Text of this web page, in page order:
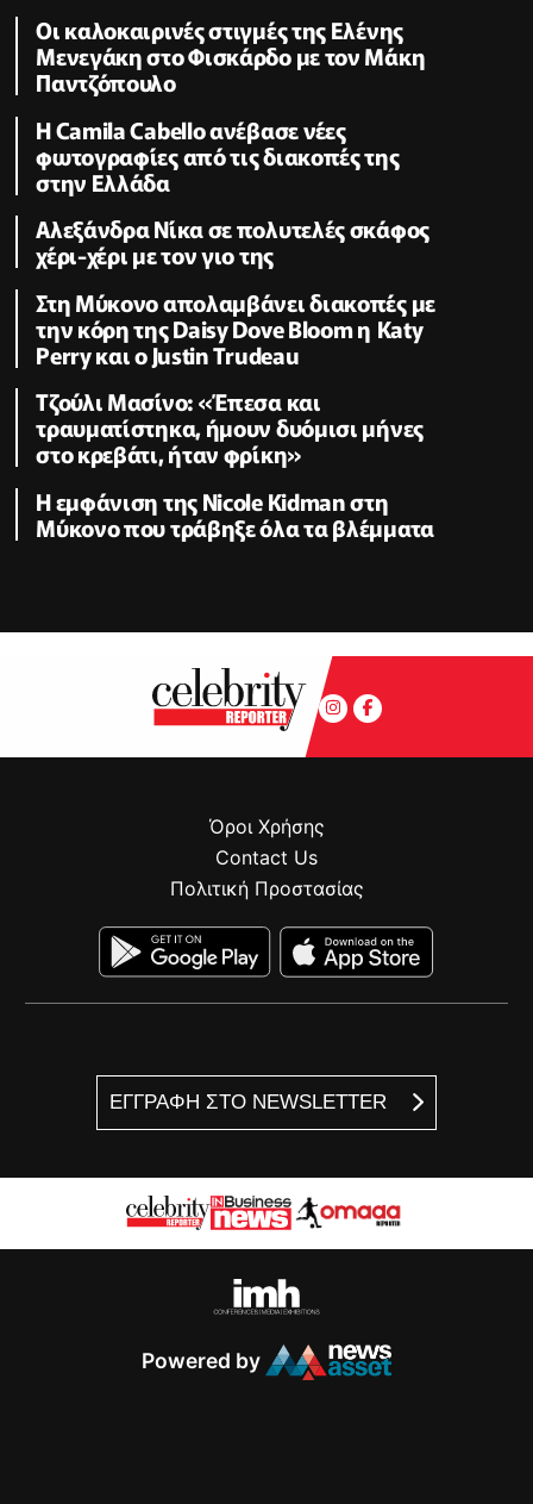
Oι καλοκαιρινές στιγμές της Ελένης
Μενεγάκη στο Φισκάρδο με τον Μάκη
Παντζόπουλο
Η Camila Cabello ανέβασε νέες
φωτογραφίες από τις διακοπές της
στην Ελλάδα
Αλεξάνδρα Νίκα σε πολυτελές σκάφος
χέρι-χέρι με τον γιο της
Στη Μύκονο απολαμβάνει διακοπές με
την κόρη της Daisy Dove Bloom η Κaty
Perry και ο Justin Trudeau
Τζούλι Μασίνο: «Έπεσα και
τραυματίστηκα, ήμουν δυόμισι μήνες
στο κρεβάτι, ήταν φρίκη»
Η εμφάνιση της Nicole Kidman στη
Μύκονο που τράβηξε όλα τα βλέμματα
ΕΓΓΡΑΦΗ ΣΤΟ NEWSLETTER
Όροι Χρήσης
Contact Us
Πολιτική Προστασίας
Powered by